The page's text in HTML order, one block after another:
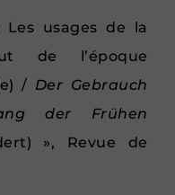
Les usages de la
de l’époque
/ Der Gebrauch
der Frühen
», Revue de